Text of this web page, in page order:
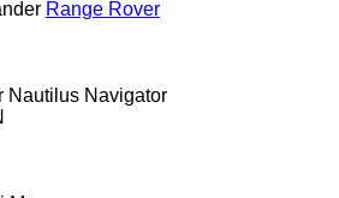
Range Rover
Nautilus Navigator